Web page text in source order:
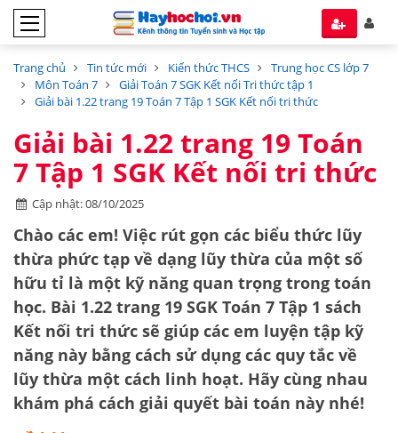
Trang chủ Tin tức mới Kiến thức THCS
Trung học CS lớp 7
Môn Toán 7
Giải Toán 7 SGK Kết nối Tri thức tập 1
Giải bài 1.22 trang 19 Toán 7 Tập 1 SGK Kết nối tri thức
Giải bài 1.22 trang 19 Toán
7 Tập 1 SGK Kết nối tri thức
Cập nhật: 08/10/2025
Chào các em! Việc rút gọn các biểu thức lũy
thừa phức tạp về dạng lũy thừa của một số
hữu tỉ là một kỹ năng quan trọng trong toán
học. Bài 1.22 trang 19 SGK Toán 7 Tập 1 sách
Kết nối tri thức sẽ giúp các em luyện tập kỹ
năng này bằng cách sử dụng các quy tắc về
lũy thừa một cách linh hoạt. Hãy cùng nhau
khám phá cách giải quyết bài toán này nhé!